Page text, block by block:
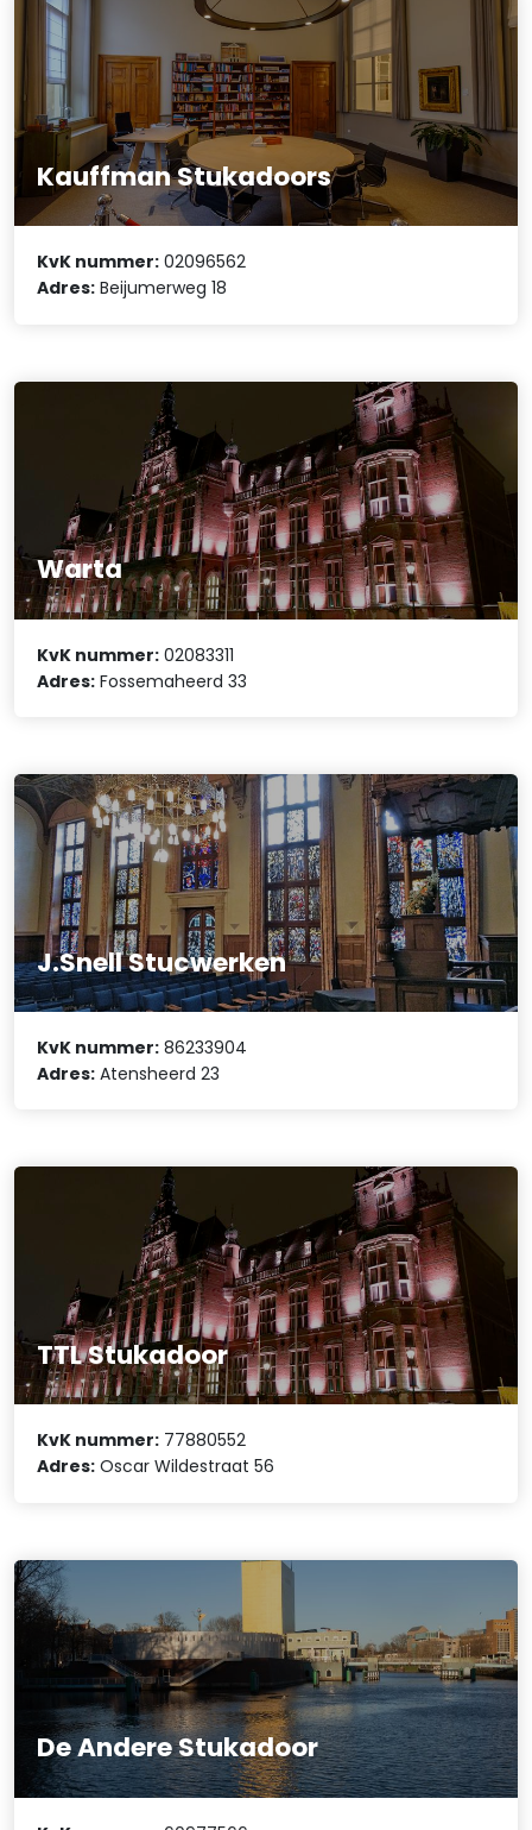
Kauffman Stukadoors
KvK nummer: 02096562
Adres: Beijumerweg 18
Warta
KvK nummer: 02083311
Adres: Fossemaheerd 33
J.Snell Stucwerken
KvK nummer: 86233904
Adres: Atensheerd 23
TTL Stukadoor
KvK nummer: 77880552
Adres: Oscar Wildestraat 56
De Andere Stukadoor